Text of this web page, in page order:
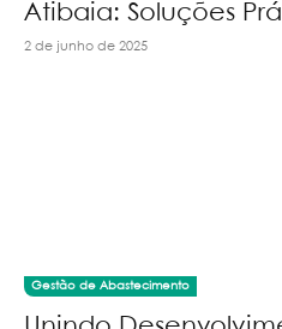
Atibaia: Soluções
2 de junho de 2025
Gestão de Abastecimento